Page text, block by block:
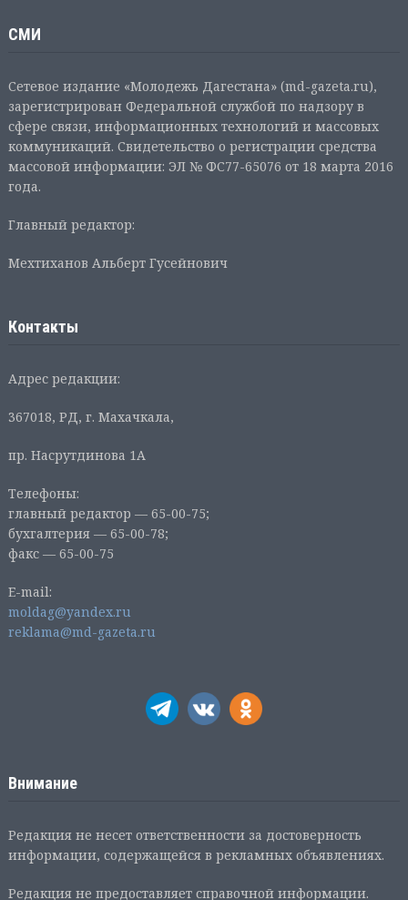
СМИ
Сетевое издание «Молодежь Дагестана» (md-gazeta.ru),
зарегистрирован Федеральной службой по надзору в
сфере связи, информационных технологий и массовых
коммуникаций. Свидетельство о регистрации средства
массовой информации: ЭЛ № ФС77-65076 от 18 марта 2016
года.
Главный редактор:
Мехтиханов Альберт Гусейнович
Контакты
Адрес редакции:
367018, РД, г. Махачкала,
пр. Насрутдинова 1А
Телефоны:
главный редактор — 65-00-75;
бухгалтерия — 65-00-78;
факс — 65-00-75
E-mail:
moldag@yandex.ru
reklama@md-gazeta.ru
Внимание
Редакция не несет ответственности за достоверность
информации, содержащейся в рекламных объявлениях.
Редакция не предоставляет справочной информации.